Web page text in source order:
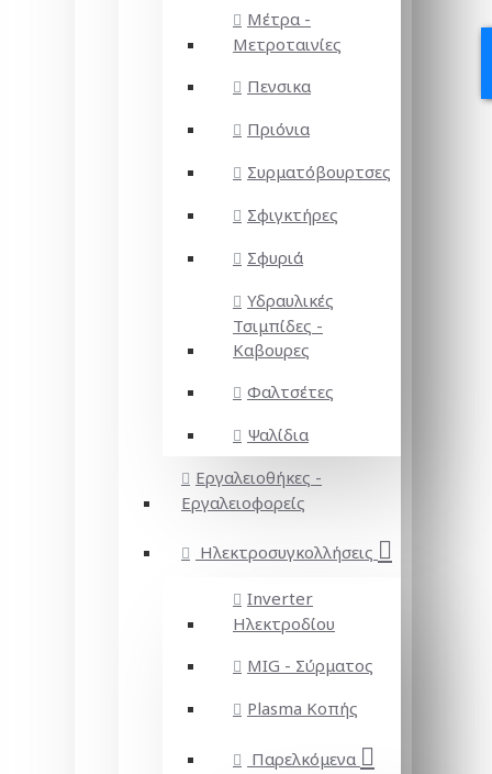
Μέτρα -
Μετροταινίες
Πενσικα
Πριόνια
Συρματόβουρτσες
Σφιγκτήρες
Σφυριά
Υδραυλικές
Τσιμπίδες -
Καβουρες
Φαλτσέτες
Ψαλίδια
Εργαλειοθήκες -
Εργαλειοφορείς
Ηλεκτροσυγκολλήσεις
Inverter
Ηλεκτροδίου
MIG - Σύρματος
Plasma Κοπής
Παρελκόμενα